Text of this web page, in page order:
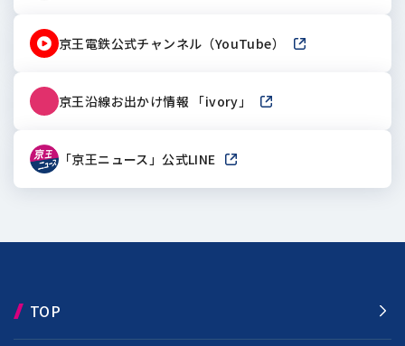
京王電鉄公式チャンネル（YouTube） 新しいウィンドウ
京王沿線お出かけ情報 「ivory」 新しいウィンドウで開き
「京王ニュース」公式LINE 新しいウィンドウで開きます
TOP